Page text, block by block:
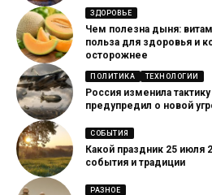
ЗДОРОВЬЕ
Чем полезна дыня:
польза для здоровья и
осторожнее
ПОЛИТИКА ТЕХНОЛОГИИ
Россия изменила
предупредил о новой
СОБЫТИЯ
Какой праздник 25 июля
события и традиции
РАЗНОЕ